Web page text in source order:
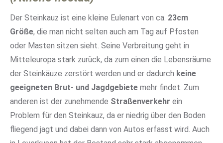
Der Steinkauz ist eine kleine Eulenart von ca. 23cm
Größe, die man nicht selten auch am Tag auf Pfosten
oder Masten sitzen sieht. Seine Verbreitung geht in
Mitteleuropa stark zurück, da zum einen die Lebensräume
der Steinkäuze zerstört werden und er dadurch keine
geeigneten Brut- und Jagdgebiete mehr findet. Zum
anderen ist der zunehmende Straßenverkehr ein
Problem für den Steinkauz, da er niedrig über den Boden
fliegend jagt und dabei dann von Autos erfasst wird. Auch